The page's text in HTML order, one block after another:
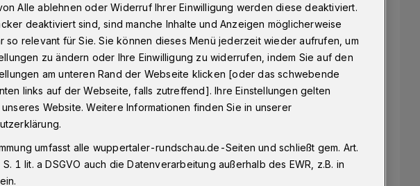
Hutwelker: „Mit
hatte am Dienstagabend einen
Dort beobachtete der
Wuppertaler SV den 2:0-
vor 10.127 Zuschauern im
RWE. Die Krefelder sind der
Alle ablehnen oder Widerruf Ihrer Einwilligung werden diese deaktiviert.
deaktiviert sind, sind manche Inhalte und Anzeigen möglicherweise
so relevant für Sie. Sie können dieses Menü jederzeit wieder aufrufen, um
zu ändern oder Ihre Einwilligung zu widerrufen, indem Sie auf den
am unteren Rand der Webseite klicken [oder das schwebende
links auf der Webseite, falls zutreffend]. Ihre Einstellungen gelten
Website. Weitere Informationen finden Sie in unserer
umfasst alle wuppertaler-rundschau.de-Seiten und schließt gem. Art.
1 lit. a DSGVO auch die Datenverarbeitung außerhalb des EWR, z.B. in